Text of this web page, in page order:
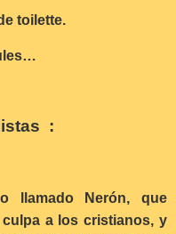
toilette.
:
llamado Nerón, que
a los cristianos, y